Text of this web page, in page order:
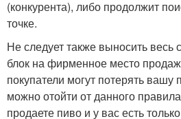
(конкурента), либо продолжит
точке.
Не следует также выносить весь
блок на фирменное место
покупатели могут потерять вашу
можно отойти от данного
продаете пиво и у вас есть